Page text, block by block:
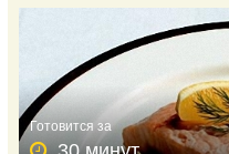
Готовится за